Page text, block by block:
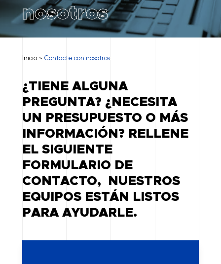
nosotros
Inicio > Contacte con nosotros
¿TIENE ALGUNA
PREGUNTA? ¿NECESITA
UN PRESUPUESTO O MÁS
INFORMACIÓN? RELLENE
EL SIGUIENTE
FORMULARIO DE
CONTACTO, NUESTROS
EQUIPOS ESTÁN LISTOS
PARA AYUDARLE.